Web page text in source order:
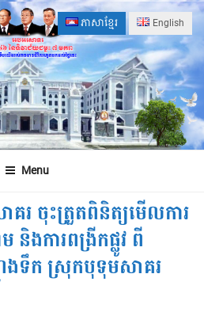
ភាសាខ្មែរ English
Menu
រ ចុះត្រួតពិនិត្យមើលការ
ងការពង្រីកផ្លូវ ពី
ទឹក ស្រុកបុទុមសាគរ